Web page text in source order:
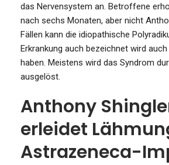
das Nervensystem an. Betroffene
nach sechs Monaten, aber nicht
Fällen kann die idiopathische
Erkrankung auch bezeichnet wird
haben. Meistens wird das Syndrom
ausgelöst.
Anthony
erleidet
Astrazeneca-